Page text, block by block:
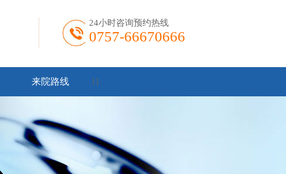
24小时咨询预约热线
0757-66670666
} }
来院路线